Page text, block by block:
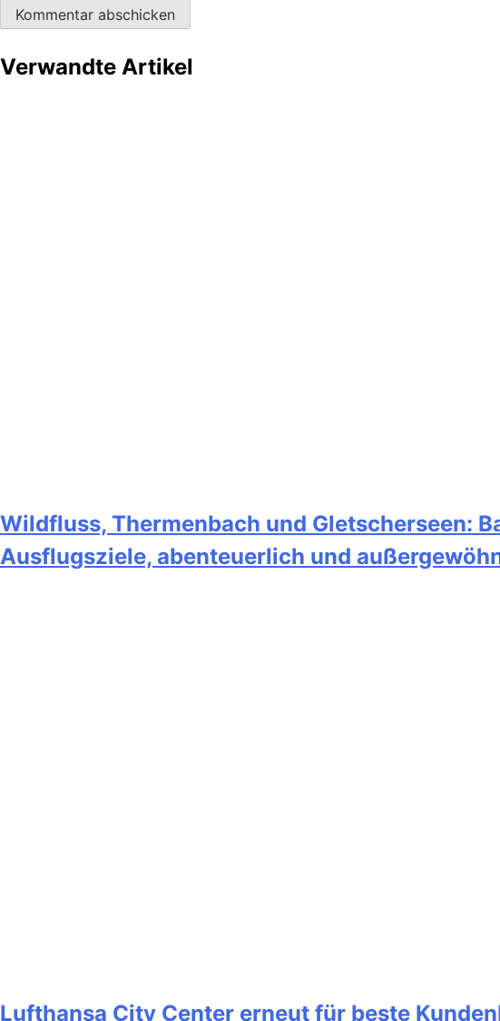
Verwandte Artikel
Wildfluss, Thermenbach und Gletscherseen:
Ausflugsziele, abenteuerlich und
Lufthansa City Center erneut für beste